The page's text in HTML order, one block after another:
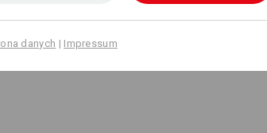
danych | Impressum